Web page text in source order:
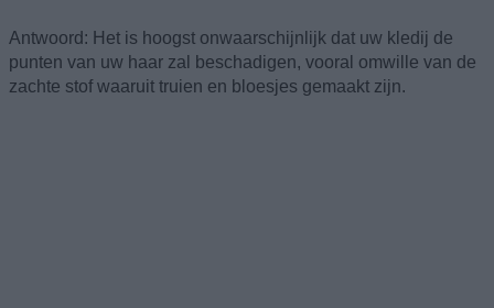
Antwoord: Het is hoogst onwaarschijnlijk dat uw kledij de
punten van uw haar zal beschadigen, vooral omwille van de
zachte stof waaruit truien en bloesjes gemaakt zijn.